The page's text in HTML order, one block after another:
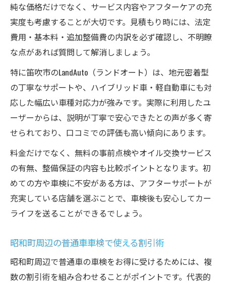
純な価格だけでなく、サービス内容やアフターケアの充
実度も考慮することが大切です。見積もり時には、法定
費用・基本料・追加整備費の内訳を必ず確認し、不明瞭
な点があれば質問して解消しましょう。
特に笛吹市のLandAuto（ランドオート）は、地元密着型
の丁寧なサポートや、ハイブリッド車・軽自動車にも対
応した幅広い車種対応力が強みです。実際に利用したユ
ーザーからは、説明が丁寧で安心できたとの声が多く寄
せられており、口コミでの評価も高い傾向にあります。
料金だけでなく、無料の事前点検やオイル交換サービス
の有無、整備保証の内容も比較ポイントとなります。初
めての方や車検に不安がある方は、アフターサポートが
充実している店舗を選ぶことで、車検後も安心してカー
ライフを送ることができるでしょう。
昭和町周辺の普通車車検で使える割引術
昭和町周辺で普通車の車検をお得に受けるためには、複
数の割引術を組み合わせることがポイントです。代表的